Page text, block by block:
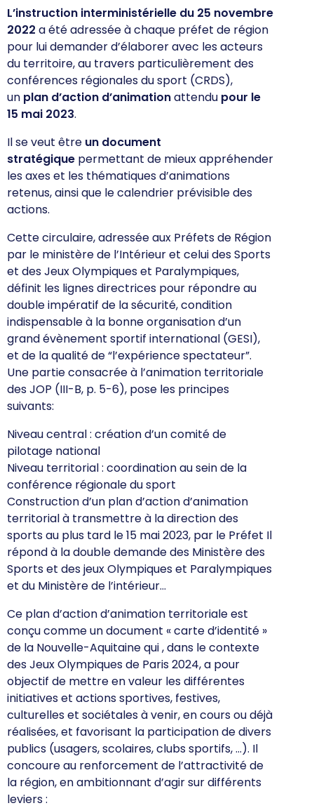
L’instruction interministérielle du 25 novembre
2022 a été adressée à chaque préfet de région
pour lui demander d’élaborer avec les acteurs
du territoire, au travers particulièrement des
conférences régionales du sport (CRDS),
un plan d’action d’animationattendu pour le
15 mai 2023.
Il se veut être un document
stratégique permettant de mieux appréhender
les axes et les thématiques d’animations
retenus, ainsi que le calendrier prévisible des
actions.
Cette circulaire, adressée aux Préfets de Région
par le ministère de l’Intérieur et celui des Sports
et des Jeux Olympiques et Paralympiques,
définit les lignes directrices pour répondre au
double impératif de la sécurité, condition
indispensable à la bonne organisation d’un
grand évènement sportif international (GESI),
et de la qualité de “l’expérience spectateur”.
Une partie consacrée à l’animation territoriale
des JOP (III-B, p. 5-6), pose les principes
suivants:
Niveau central : création d’un comité de
pilotage national
Niveau territorial : coordination au sein de la
conférence régionale du sport
Construction d’un plan d’action d’animation
territorial à transmettre à la direction des
sports au plus tard le 15 mai 2023, par le Préfet Il
répond à la double demande des Ministère des
Sports et des jeux Olympiques et Paralympiques
et du Ministère de l’intérieur…
Ce plan d’action d’animation territoriale est
conçu comme un document « carte d’identité »
de la Nouvelle-Aquitaine qui , dans le contexte
des Jeux Olympiques de Paris 2024, a pour
objectif de mettre en valeur les différentes
initiatives et actions sportives, festives,
culturelles et sociétales à venir, en cours ou déjà
réalisées, et favorisant la participation de divers
publics (usagers, scolaires, clubs sportifs, …). Il
concoure au renforcement de l’attractivité de
la région, en ambitionnant d’agir sur différents
leviers :